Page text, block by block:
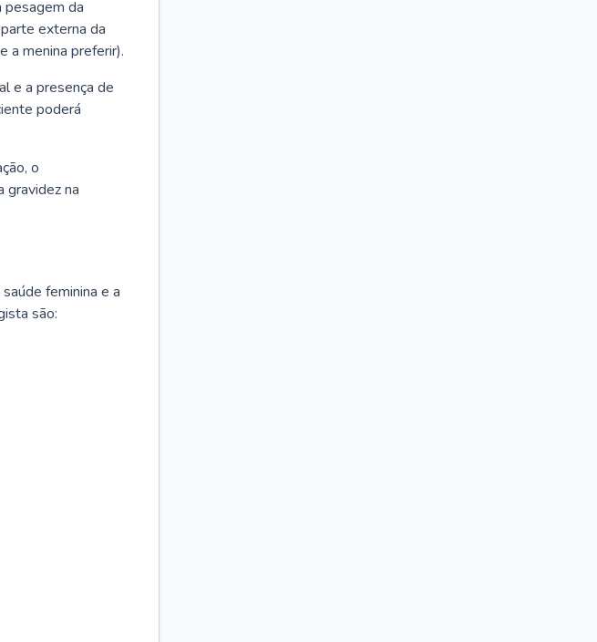
pesagem da
externa da
a menina preferir).
e a presença de
poderá
o
gravidez na
feminina e a
são: